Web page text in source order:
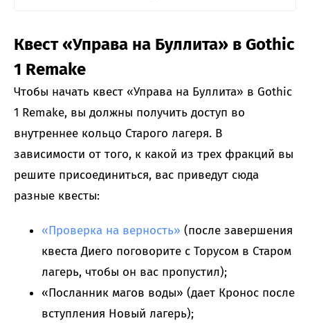
Квест «Управа на Буллита» в Gothic
1 Remake
Чтобы начать квест «Управа на Буллита» в Gothic
1 Remake, вы должны получить доступ во
внутреннее кольцо Старого лагеря. В
зависимости от того, к какой из трех фракций вы
решите присоединиться, вас приведут сюда
разные квесты:
«Проверка на верность» (после завершения
квеста Диего поговорите с Торусом в Старом
лагерь, чтобы он вас пропустил);
«Посланник магов воды» (дает Кронос после
вступления Новый лагерь);